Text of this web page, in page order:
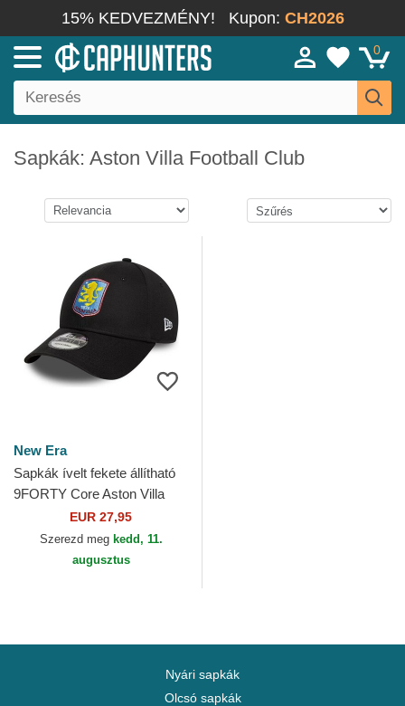
15% KEDVEZMÉNY! Kupon: CH2026
0
Sapkák: Aston Villa Football Club
New Era
Sapkák ívelt fekete állítható
9FORTY Core Aston Villa
Football Club Premier League
New Era
EUR 27,95
Szerezd meg kedd, 11.
augusztus
Nyári sapkák
Olcsó sapkák